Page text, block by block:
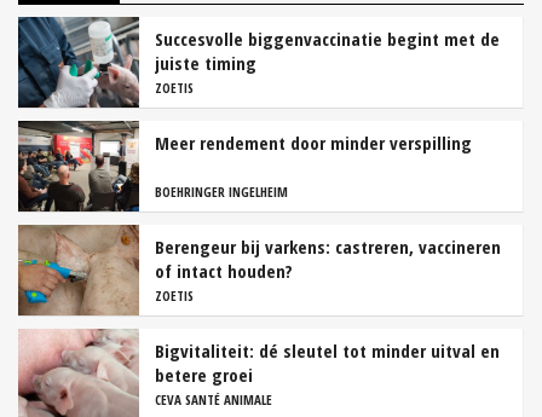
Succesvolle biggenvaccinatie begint met de
juiste timing
ZOETIS
Meer rendement door minder verspilling
BOEHRINGER INGELHEIM
Berengeur bij varkens: castreren, vaccineren
of intact houden?
ZOETIS
Bigvitaliteit: dé sleutel tot minder uitval en
betere groei
CEVA SANTÉ ANIMALE